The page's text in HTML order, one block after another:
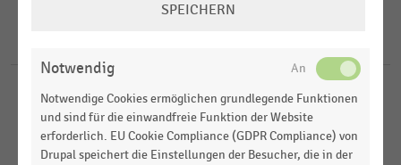
INTERNATIONALER HANDEL|STATISTIK
Top 100 der größten Einzelhandelsunternehmen in
den USA nach Umsatz (2022)
SPEICHERN
Notwendig
Notwendige Cookies ermöglichen grundlegende Funktionen
und sind für die einwandfreie Funktion der Website
erforderlich. EU Cookie Compliance (GDPR Compliance) von
Drupal speichert die Einstellungen der Besucher, die in der